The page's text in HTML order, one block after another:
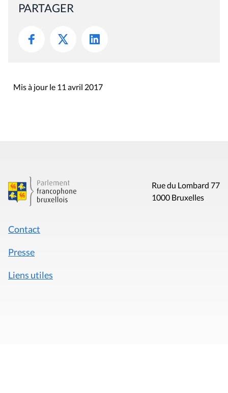
PARTAGER
Mis à jour le 11 avril 2017
Rue du Lombard 77
1000 Bruxelles
Contact
Presse
Liens utiles